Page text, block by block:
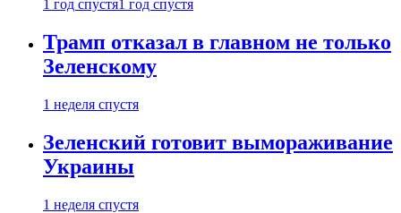
1 год спустя1 год спустя
Трамп отказал в главном не только
Зеленскому
1 неделя спустя
Зеленский готовит вымораживание
Украины
1 неделя спустя